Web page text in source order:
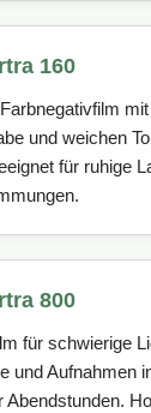
160
und weichen
für ruhige
800
für schwierige
und Aufnahmen
Abendstunden.